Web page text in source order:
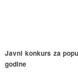
Javni konkurs za
godine